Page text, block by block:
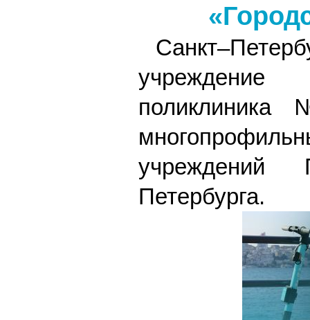
учреждение
учреждений
Петербурга.